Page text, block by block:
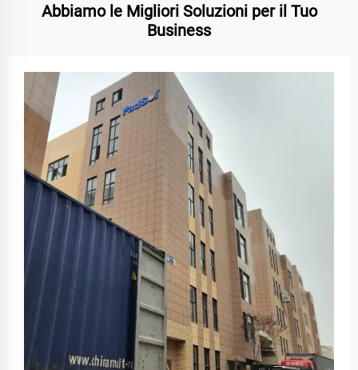
Abbiamo le Migliori Soluzioni per il Tuo
Business